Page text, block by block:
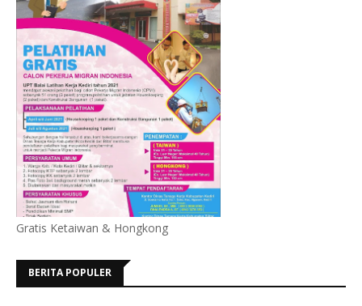
Gratis Ketaiwan & Hongkong
BERITA POPULER